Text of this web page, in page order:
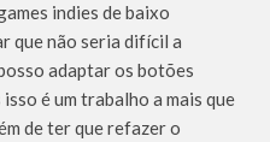
indies de baixo
que não seria difícil a
adaptar os botões
é um trabalho a mais que
de ter que refazer o